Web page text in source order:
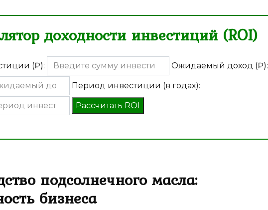
доходности инвестиций (ROI)
(₽): Ожидаемый доход (₽):
Период инвестиции (в годах):
Рассчитать ROI
подсолнечного масла:
бизнеса